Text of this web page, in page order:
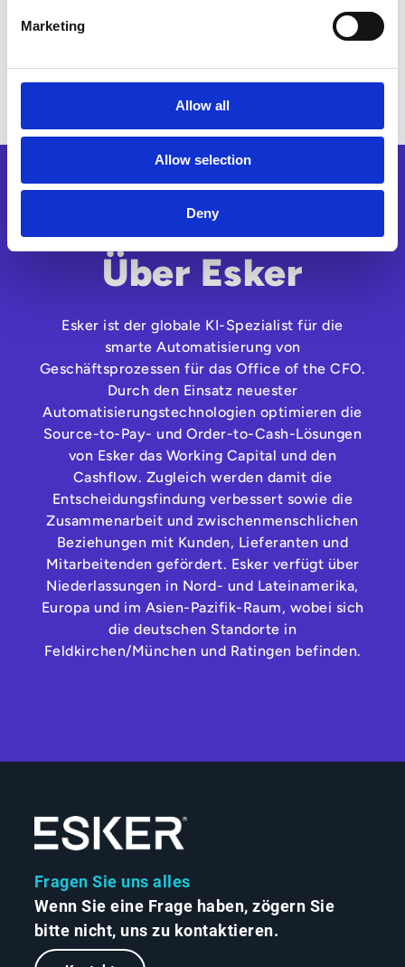
Marketing
Allow all
Allow selection
Deny
Über Esker
Esker ist der globale KI-Spezialist für die
smarte Automatisierung von
Geschäftsprozessen für das Office of the CFO.
Durch den Einsatz neuester
Automatisierungstechnologien optimieren die
Source-to-Pay- und Order-to-Cash-Lösungen
von Esker das Working Capital und den
Cashflow. Zugleich werden damit die
Entscheidungsfindung verbessert sowie die
Zusammenarbeit und zwischenmenschlichen
Beziehungen mit Kunden, Lieferanten und
Mitarbeitenden gefördert. Esker verfügt über
Niederlassungen in Nord- und Lateinamerika,
Europa und im Asien-Pazifik-Raum, wobei sich
die deutschen Standorte in
Feldkirchen/München und Ratingen befinden.
Fragen Sie uns alles
Wenn Sie eine Frage haben, zögern Sie
bitte nicht, uns zu kontaktieren.